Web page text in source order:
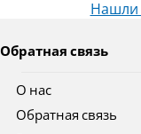
Нашли
Обратная связь
О нас
Обратная связь